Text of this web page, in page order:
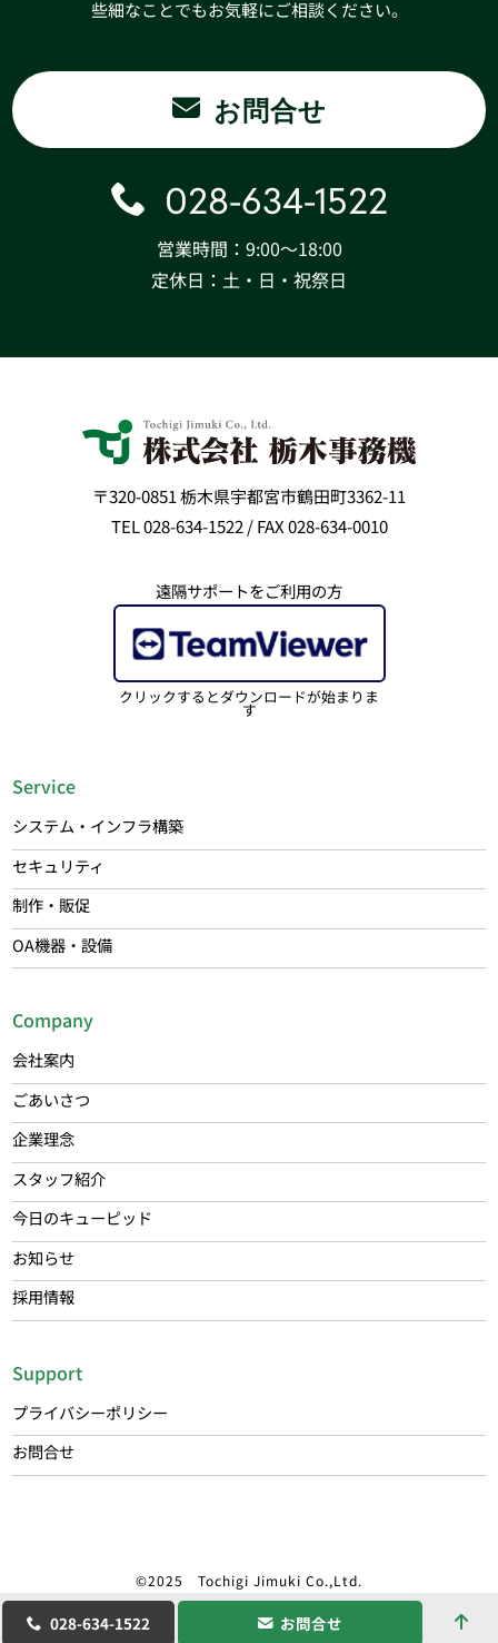
028-634-1522 お問合せ
些細なことでもお気軽にご相談ください。
お問合せ
028-634-1522
営業時間：9:00〜18:00
定休日：土・日・祝祭日
〒320-0851 栃木県宇都宮市鶴田町3362-11
TEL 028-634-1522 / FAX 028-634-0010
遠隔サポートをご利用の方
クリックするとダウンロードが始まりま
す
Service
システム・インフラ構築
セキュリティ
制作・販促
OA機器・設備
Company
会社案内
ごあいさつ
企業理念
スタッフ紹介
今日のキューピッド
お知らせ
採用情報
Support
プライバシーポリシー
お問合せ
©2025 Tochigi Jimuki Co.,Ltd.